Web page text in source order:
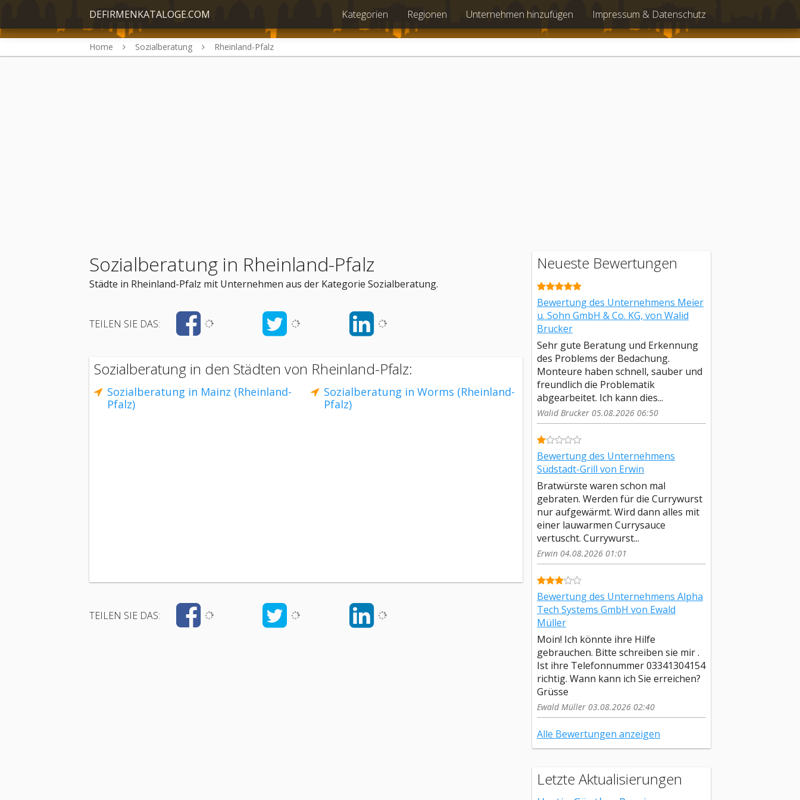
DEFIRMENKATALOGE.COM Kategorien Regionen Unternehmen hinzufügen Impressum & Datenschutz
Home Sozialberatung Rheinland-Pfalz
Sozialberatung in Rheinland-Pfalz
Städte in Rheinland-Pfalz mit Unternehmen aus der Kategorie Sozialberatung.
TEILEN SIE DAS:
Sozialberatung in den Städten von Rheinland-Pfalz:
Sozialberatung in Mainz (Rheinland-
Pfalz)
Sozialberatung in Worms (Rheinland-
Pfalz)
TEILEN SIE DAS:
Neueste Bewertungen
Bewertung des Unternehmens Meier
u. Sohn GmbH & Co. KG, von Walid
Brucker
Sehr gute Beratung und Erkennung
des Problems der Bedachung.
Monteure haben schnell, sauber und
freundlich die Problematik
abgearbeitet. Ich kann dies...
Walid Brucker 05.08.2026 06:50
Bewertung des Unternehmens
Südstadt-Grill von Erwin
Bratwürste waren schon mal
gebraten. Werden für die Currywurst
nur aufgewärmt. Wird dann alles mit
einer lauwarmen Currysauce
vertuscht. Currywurst...
Erwin 04.08.2026 01:01
Bewertung des Unternehmens Alpha
Tech Systems GmbH von Ewald
Müller
Moin! Ich könnte ihre Hilfe
gebrauchen. Bitte schreiben sie mir .
Ist ihre Telefonnummer 03341304154
richtig. Wann kann ich Sie erreichen?
Grüsse
Ewald Müller 03.08.2026 02:40
Alle Bewertungen anzeigen
Letzte Aktualisierungen